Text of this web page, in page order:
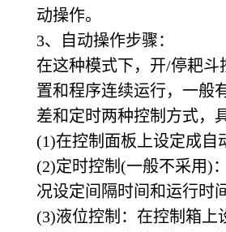
动操作。
3、自动操作步骤：
在这种模式下，开/停耙斗
置和程序连续运行，一般
差和定时两种控制方式，
(1)在控制面板上设定成自
(2)定时控制(一般不采用)
况设定间隔时间和运行时间
(3)液位控制：在控制箱上